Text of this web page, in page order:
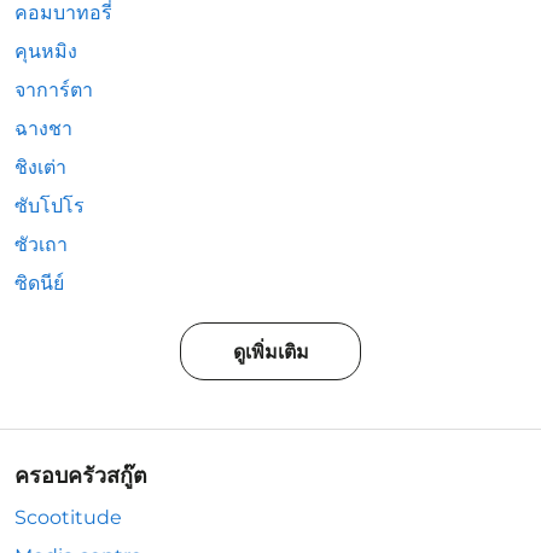
คอมบาทอรี่
คุนหมิง
จาการ์ตา
ฉางชา
ชิงเต่า
ซับโปโร
ซัวเถา
ซิดนีย์
ดูเพิ่มเติม
ครอบครัวสกู๊ต
Scootitude